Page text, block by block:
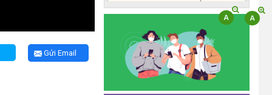
Gửi Email
(18/07/2026)
Đoàn viên thanh niên và các tầng
lớp Nhân dân xã Cư M'gar tích